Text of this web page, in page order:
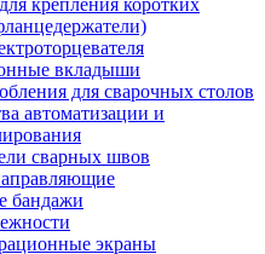
крепления коротких
вкладыши
для сварочных столов
автоматизации и
сварных швов
бандажи
экраны